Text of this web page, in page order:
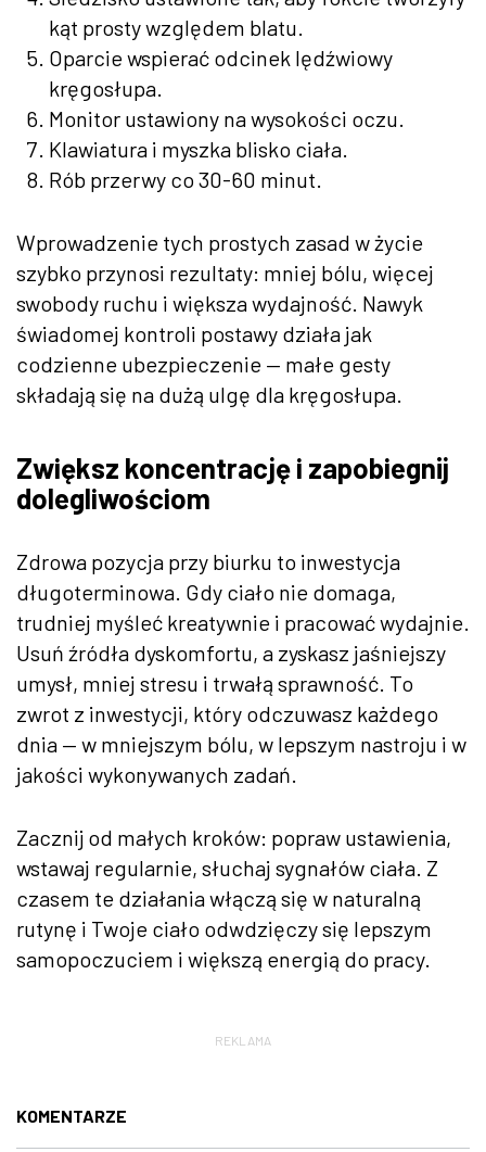
kąt prosty względem blatu.
Oparcie wspierać odcinek lędźwiowy
kręgosłupa.
Monitor ustawiony na wysokości oczu.
Klawiatura i myszka blisko ciała.
Rób przerwy co 30-60 minut.
Wprowadzenie tych prostych zasad w życie
szybko przynosi rezultaty: mniej bólu, więcej
swobody ruchu i większa wydajność. Nawyk
świadomej kontroli postawy działa jak
codzienne ubezpieczenie — małe gesty
składają się na dużą ulgę dla kręgosłupa.
Zwiększ koncentrację i zapobiegnij
dolegliwościom
Zdrowa pozycja przy biurku to inwestycja
długoterminowa. Gdy ciało nie domaga,
trudniej myśleć kreatywnie i pracować wydajnie.
Usuń źródła dyskomfortu, a zyskasz jaśniejszy
umysł, mniej stresu i trwałą sprawność. To
zwrot z inwestycji, który odczuwasz każdego
dnia — w mniejszym bólu, w lepszym nastroju i w
jakości wykonywanych zadań.
Zacznij od małych kroków: popraw ustawienia,
wstawaj regularnie, słuchaj sygnałów ciała. Z
czasem te działania włączą się w naturalną
rutynę i Twoje ciało odwdzięczy się lepszym
samopoczuciem i większą energią do pracy.
REKLAMA
KOMENTARZE